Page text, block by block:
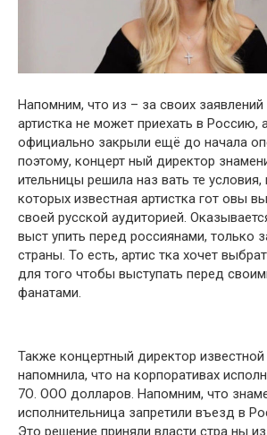
Напомним, что из – за своих заявлений
артистка не может приехать в Россию,
официально закрыли ещё до начала
поэтому, концерт ный директор
ительницы решила наз вать те условия,
которых известная артистка гот овы
своей русской аудиторией.
выст упить перед россиянами, только
страны. То есть, артис тка хочет
для того чтобы выступать перед
фанатами.
Также концертный директор известной
напомнила, что на корпоративах
7О. ООО долларов. Напомним, что
исполнительница запретили въезд в
Это решение приняли власти стра ны